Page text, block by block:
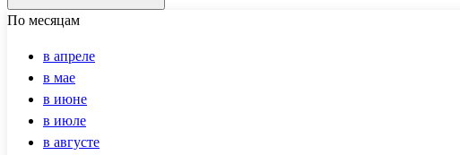
По месяцам
в апреле
в мае
в июне
в июле
в августе